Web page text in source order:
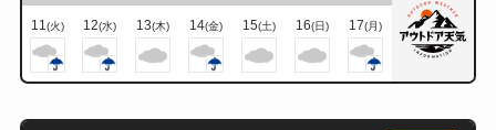
11(火) 12(水) 13(木) 14(金) 15(土) 16(日) 17(月)